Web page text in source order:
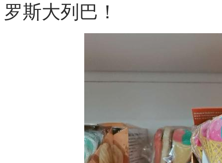
罗斯大列巴！